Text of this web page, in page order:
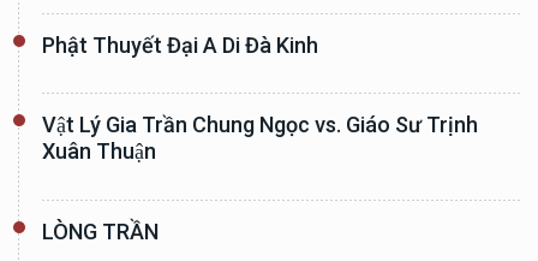
Phật Thuyết Đại A Di Đà Kinh
Vật Lý Gia Trần Chung Ngọc vs. Giáo Sư Trịnh
Xuân Thuận
LÒNG TRẦN